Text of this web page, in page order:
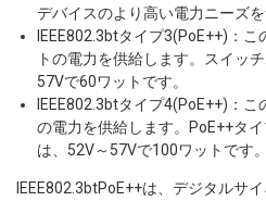
デバイスのより高い電力ニーズを
IEEE802.3btタイプ3(PoE++)：
トの電力を供給します。スイッ
57Vで60ワットです。
IEEE802.3btタイプ4(PoE++)：
の電力を供給します。PoE++タ
は、52V～57Vで100ワットです。
IEEE802.3btPoE++は、デジタルサ